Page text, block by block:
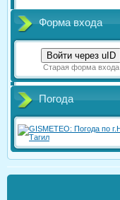
Форма входа
Войти через uID
Старая форма входа
Погода